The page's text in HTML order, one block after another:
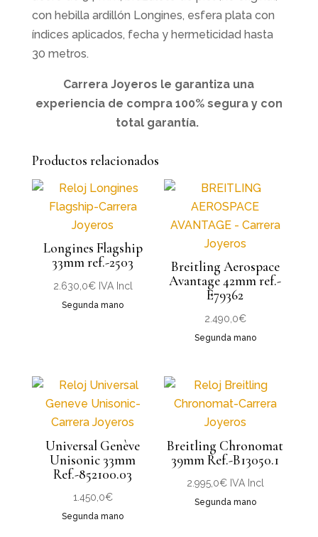
con hebilla ardillón Longines, esfera plata con
índices aplicados, fecha y hermeticidad hasta
30 metros.
Carrera Joyeros le garantiza una
experiencia de compra 100% segura y con
total garantía.
Productos relacionados
Longines Flagship
33mm ref.-2503
2.630,0€ IVA Incl
Segunda mano
Breitling Aerospace
Avantage 42mm ref.-
E79362
2.490,0€
Segunda mano
Universal Genève
Unisonic 33mm
Ref.-852100.03
1.450,0€
Segunda mano
Breitling Chronomat
39mm Ref.-B13050.1
2.995,0€ IVA Incl
Segunda mano